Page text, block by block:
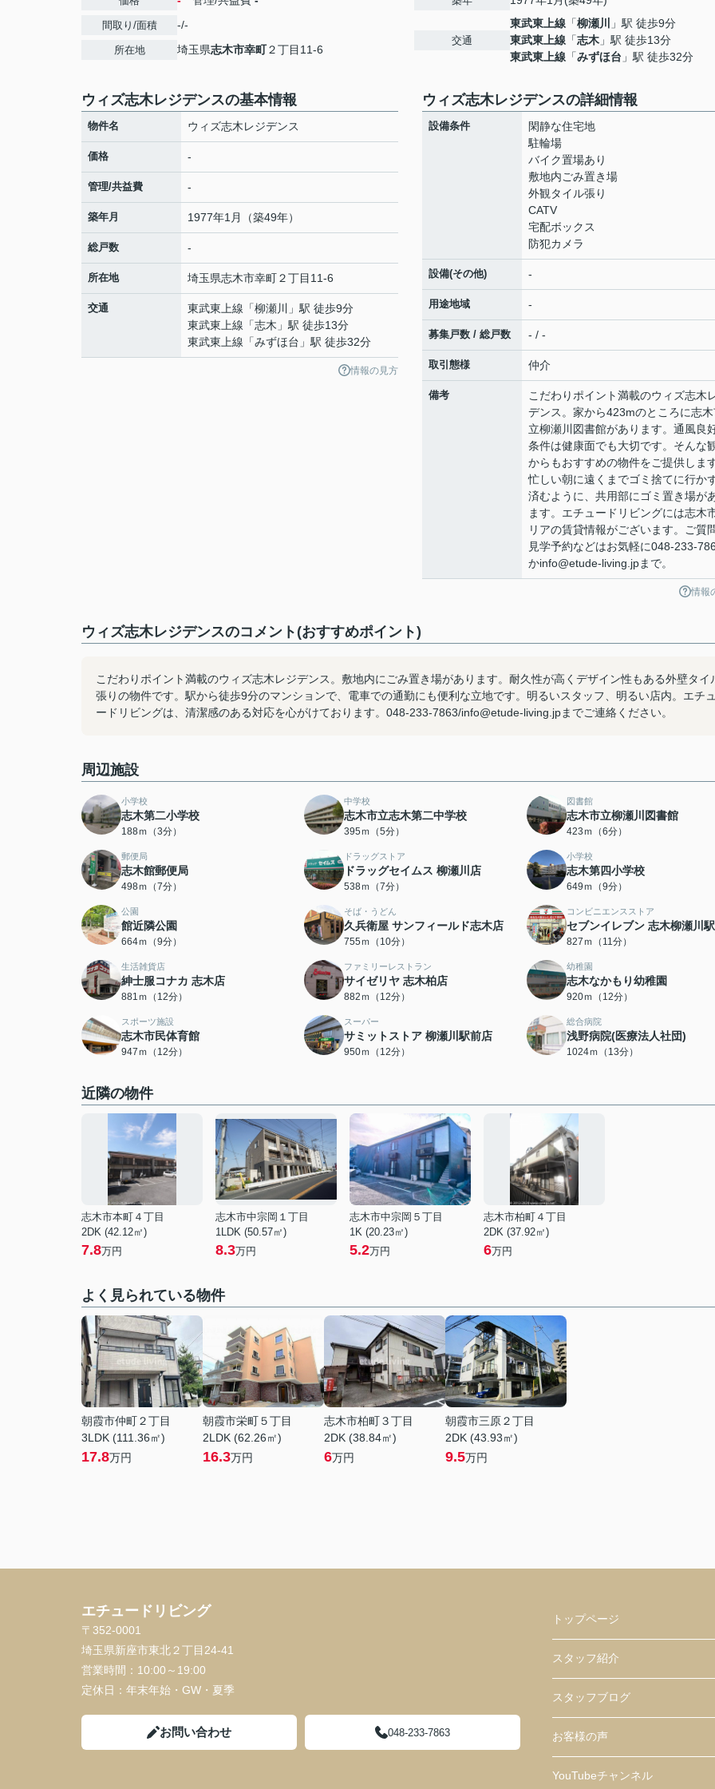
間取り/面積 -/-
所在地 埼玉県志木市幸町２丁目11-6
交通
東武東上線 「柳瀬川
」駅 徒歩9分
東武東上線 「志木 」駅 徒歩13分
東武東上線 「みずほ台 」駅 徒歩32分
ウィズ志木レジデンスの基本情報
物件名 ウィズ志木レジデンス
価格 -
管理/共益費 -
築年月 1977年1月（築49年）
総戸数 -
所在地 埼玉県志木市幸町２丁目11-6
交通 東武東上線 「柳瀬川
」駅 徒歩9分
東武東上線 「志木 」駅 徒歩13分
東武東上線 「みずほ台 」駅 徒歩32分
情報の見方
ウィズ志木レジデンスの詳細情報
設備条件
閑静な住宅地
駐輪場
バイク置場あり
敷地内ごみ置き場
外観タイル張り
CATV
宅配ボックス
防犯カメラ
設備(その他) -
用途地域 -
募集戸数 / 総戸数 - / -
取引態様 仲介
備考
こだわりポイント満載のウィズ志木
デンス。家から423mのところに志
立柳瀬川図書館があります。通風良
条件は健康面でも大切です。そんな
からもおすすめの物件をご提供しま
忙しい朝に遠くまでゴミ捨てに行か
済むように、共用部にゴミ置き場が
ます。エチュードリビングには志木
リアの賃貸情報がございます。ご質
見学予約などはお気軽に048-233-
かinfo@etude-living.jpまで。
情報
ウィズ志木レジデンスのコメント(おすすめポイント)
こだわりポイント満載のウィズ志木レジデンス。敷地内にごみ置き場があります。耐久性が高くデザイン性もある外壁タイ
張りの物件です。駅から徒歩9分のマンションで、電車での通勤にも便利な立地です。明るいスタッフ、明るい店内。エチ
ードリビングは、清潔感のある対応を心がけております。048-233-7863/info@etude-living.jpまでご連絡ください。
周辺施設
小学校
志木第二小学校
188ｍ（3分）
中学校
志木市立志木第二中学校
395ｍ（5分）
図書館
志木市立柳瀬川図書館
423ｍ（6分）
郵便局
志木館郵便局
498ｍ（7分）
ドラッグストア
ドラッグセイムス 柳瀬川店
538ｍ（7分）
小学校
志木第四小学校
649ｍ（9分）
公園
館近隣公園
664ｍ（9分）
そば・うどん
久兵衛屋 サンフィールド志木店
755ｍ（10分）
コンビニエンスストア
セブンイレブン 志木柳瀬川
827ｍ（11分）
生活雑貨店
紳士服コナカ 志木店
881ｍ（12分）
ファミリーレストラン
サイゼリヤ 志木柏店
882ｍ（12分）
幼稚園
志木なかもり幼稚園
920ｍ（12分）
スポーツ施設
志木市民体育館
947ｍ（12分）
スーパー
サミットストア 柳瀬川駅前店
950ｍ（12分）
総合病院
浅野病院(医療法人社団)
1024ｍ（13分）
近隣の物件
志木市本町４丁目
2DK (42.12㎡)
7.8万円
志木市中宗岡１丁目
1LDK (50.57㎡)
8.3万円
志木市中宗岡５丁目
1K (20.23㎡)
5.2万円
志木市柏町４丁目
2DK (37.92㎡)
6万円
よく見られている物件
朝霞市仲町２丁目
3LDK (111.36㎡)
17.8万円
朝霞市栄町５丁目
2LDK (62.26㎡)
16.3万円
志木市柏町３丁目
2DK (38.84㎡)
6万円
朝霞市三原２丁目
2DK (43.93㎡)
9.5万円
エチュードリビング
〒352-0001
埼玉県新座市東北２丁目24-41
営業時間： 10:00～19:00
定休日： 年末年始・GW・夏季
お問い合わせ 048-233-7863
トップページ
スタッフ紹介
スタッフブログ
お客様の声
YouTubeチャンネル